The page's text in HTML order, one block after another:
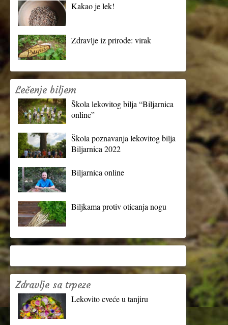
Kakao je lek!
Zdravlje iz prirode: virak
Lečenje biljem
Škola lekovitog bilja “Biljarnica
online”
Škola poznavanja lekovitog bilja
Biljarnica 2022
Biljarnica online
Biljkama protiv oticanja nogu
Zdravlje sa trpeze
Lekovito cveće u tanjiru